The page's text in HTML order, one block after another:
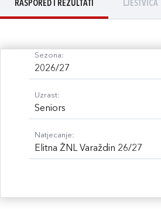
RASPORED I REZULTATI LJESTVICA
Sezona:
2026/27
Uzrast:
Seniors
Natjecanje:
Elitna ŽNL Varaždin 26/27